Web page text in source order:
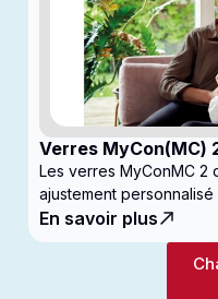
Verres MyCon(MC)
nouvelle
enfantsconçus pour
Les verres MyConMC
ajustement personnalisé
En savoir plus